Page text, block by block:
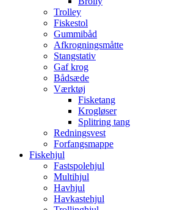
Trolley
Fiskestol
Gummibåd
Afkrogningsmåtte
Stangstativ
Gaf krog
Bådsæde
Værktøj
Fisketang
Krogløser
Splitring tang
Redningsvest
Forfangsmappe
Fiskehjul
Fastspolehjul
Multihjul
Havhjul
Havkastehjul